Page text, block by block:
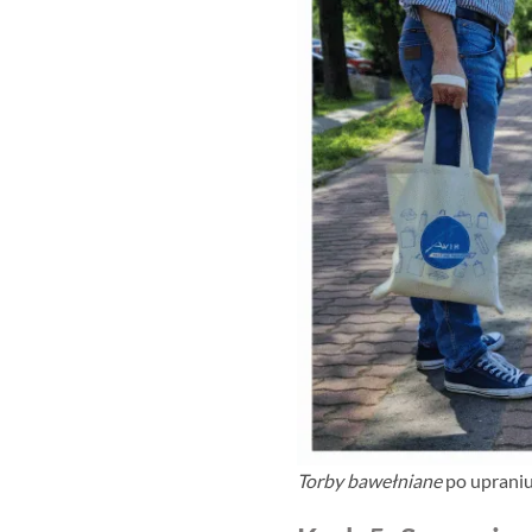
Torby bawełnianepo